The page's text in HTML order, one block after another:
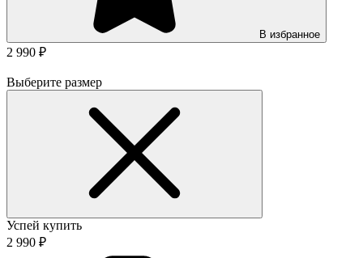
В избранное
2 990 ₽
Выберите размер
Успей купить
2 990 ₽